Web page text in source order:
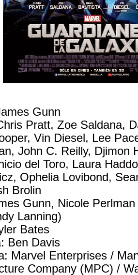
Gunn
Pratt, Zoe Saldana,
Vin Diesel, Lee
John C. Reilly, Djimon
del Toro, Laura
Ophelia Lovibond,
Brolin
Gunn, Nicole
Lanning)
Bates
Ben Davis
Marvel Enterprises /
Company (MPC) /